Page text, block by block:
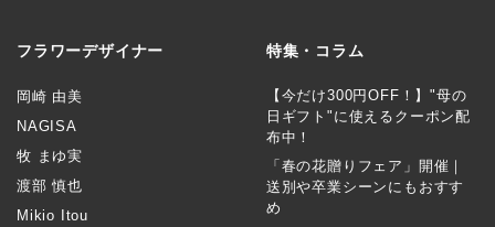
フラワーデザイナー
岡崎 由美
NAGISA
牧 まゆ実
渡部 慎也
Mikio Itou
特集・コラム
【今だけ300円OFF！】"母の
日ギフト"に使えるクーポン配
布中！
「春の花贈りフェア」開催｜
送別や卒業シーンにもおすす
め